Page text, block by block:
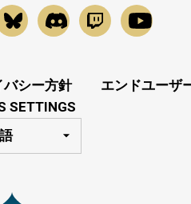
バシー方針
エンドユーザ
SETTINGS